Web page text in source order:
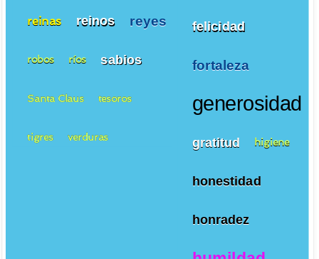
felicidad
fortaleza
generosidad
gratitud higiene
honestidad
honradez
reinas reinos reyes
robos ríos sabios
Santa Claus tesoros
tigres verduras